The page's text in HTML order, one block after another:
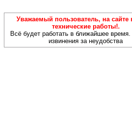
Уважаемый пользователь, на сайте
технические работы!.
Всё будет работать в ближайшее
извинения за неудобства